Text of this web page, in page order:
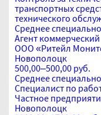
транспортных
технического
Среднее
Агент коммерческий
ООО «Ритейл
Новополоцк
500,00–500,00 руб.
Среднее
Специалист по
Частное
Новополоцк